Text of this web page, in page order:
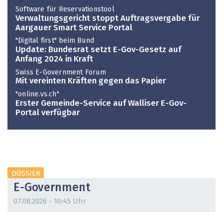
Software für Reservationstool
Verwaltungsgericht stoppt Auftragsvergabe für
Aargauer Smart Service Portal
"Digital first" beim Bund
Update: Bundesrat setzt E-Gov-Gesetz auf
Anfang 2024 in Kraft
Swiss E-Government Forum
Mit vereinten Kräften gegen das Papier
"online.vs.ch"
Erster Gemeinde-Service auf Walliser E-Gov-
Portal verfügbar
DOSSIER
E-Government
07.08.2026 - 10:45 Uhr